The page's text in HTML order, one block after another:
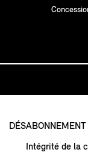
DÉSABONNEMENT
Intégrité de la